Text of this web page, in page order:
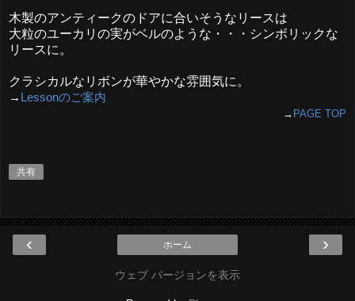
木製のアンティークのドアに合いそうなリースは
大粒のユーカリの実がベルのような・・・シンボリックな
リースに。
クラシカルなリボンが華やかな雰囲気に。
→ Lessonのご案内
→ PAGE TOP
共有
‹ ›
ホーム
ウェブ バージョンを表示